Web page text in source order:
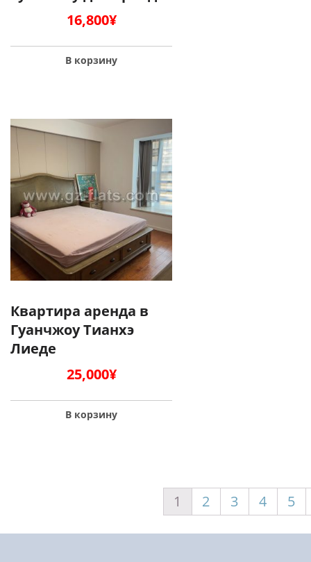
16,800¥
В корзину
Квартира аренда в
Гуанчжоу Тианхэ
Лиеде
25,000¥
В корзину
1 2 3 4 5